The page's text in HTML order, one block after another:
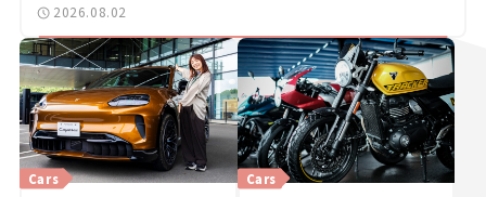
2026.08.02
Cars Cars